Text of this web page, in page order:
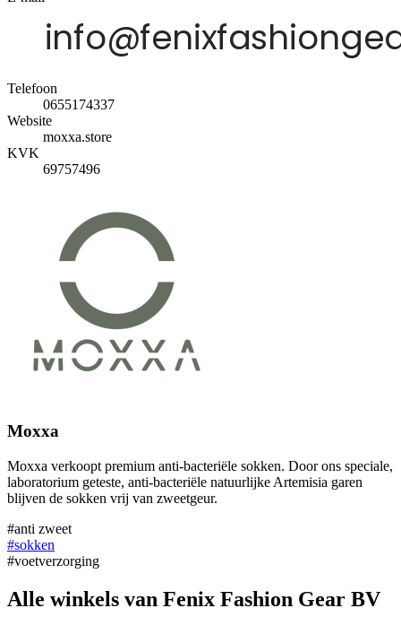
Telefoon
0655174337
Website
moxxa.store
KVK
69757496
Moxxa
Moxxa verkoopt premium anti-bacteriële sokken. Door ons speciale,
laboratorium geteste, anti-bacteriële natuurlijke Artemisia garen
blijven de sokken vrij van zweetgeur.
#anti zweet
#sokken
#voetverzorging
Alle winkels van Fenix Fashion Gear BV